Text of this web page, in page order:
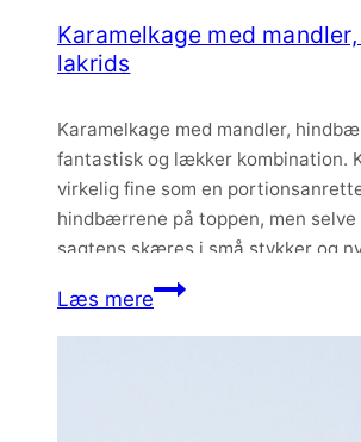
Karamelkage med
lakrids
Karamelkage med mandler,
fantastisk og lækker kombination.
virkelig fine som en
hindbærrene på toppen, men selve
sagtens skæres i små stykker og
For kagen i sig selv smager virkelig
mellemting mellem en brownie og
Læs mereKaramelkage